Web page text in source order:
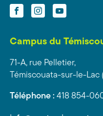
FacebookInstagramYouTube
Campus du
71-A, rue Pelletier,
Témiscouata-sur-le-Lac
Téléphone : 418 854-